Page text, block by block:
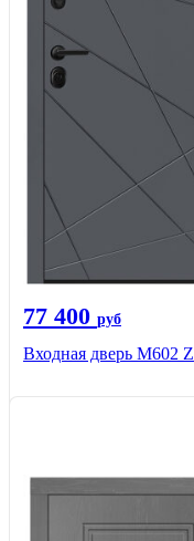
77 400 руб
Входная дверь М602 Z